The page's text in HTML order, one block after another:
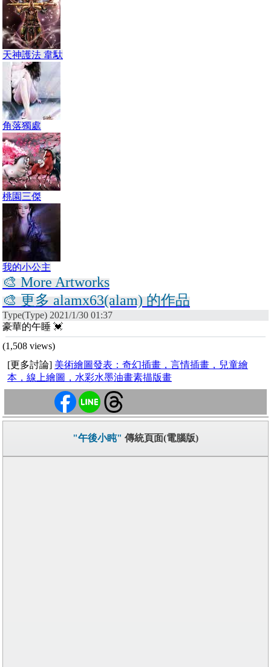
天神護法 韋馱
角落獨處
桃園三傑
我的小公主
🎨 More Artworks
🎨 更多 alamx63(alam) 的作品
Type(Type) 2021/1/30 01:37
豪華的午睡 💓
(1,508 views)
[更多討論] 美術繪圖發表：奇幻插畫，言情插畫，兒童繪
本，線上繪圖，水彩水墨油畫素描版畫
"午後小盹" 傳統頁面(電腦版)